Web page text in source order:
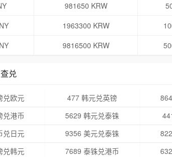
981650 KRW
1963300 KRW
9816500 KRW
兑
兑欧元 477 韩元兑英镑
兑港币
5629 韩元兑泰铢
兑日元
9356 美元兑泰铢
兑韩元
7689 泰铢兑港币